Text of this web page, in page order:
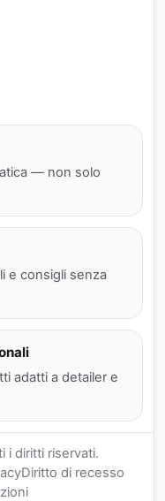
— non solo
e consigli senza
adatti a detailer e
i diritti riservati.
Diritto di recesso